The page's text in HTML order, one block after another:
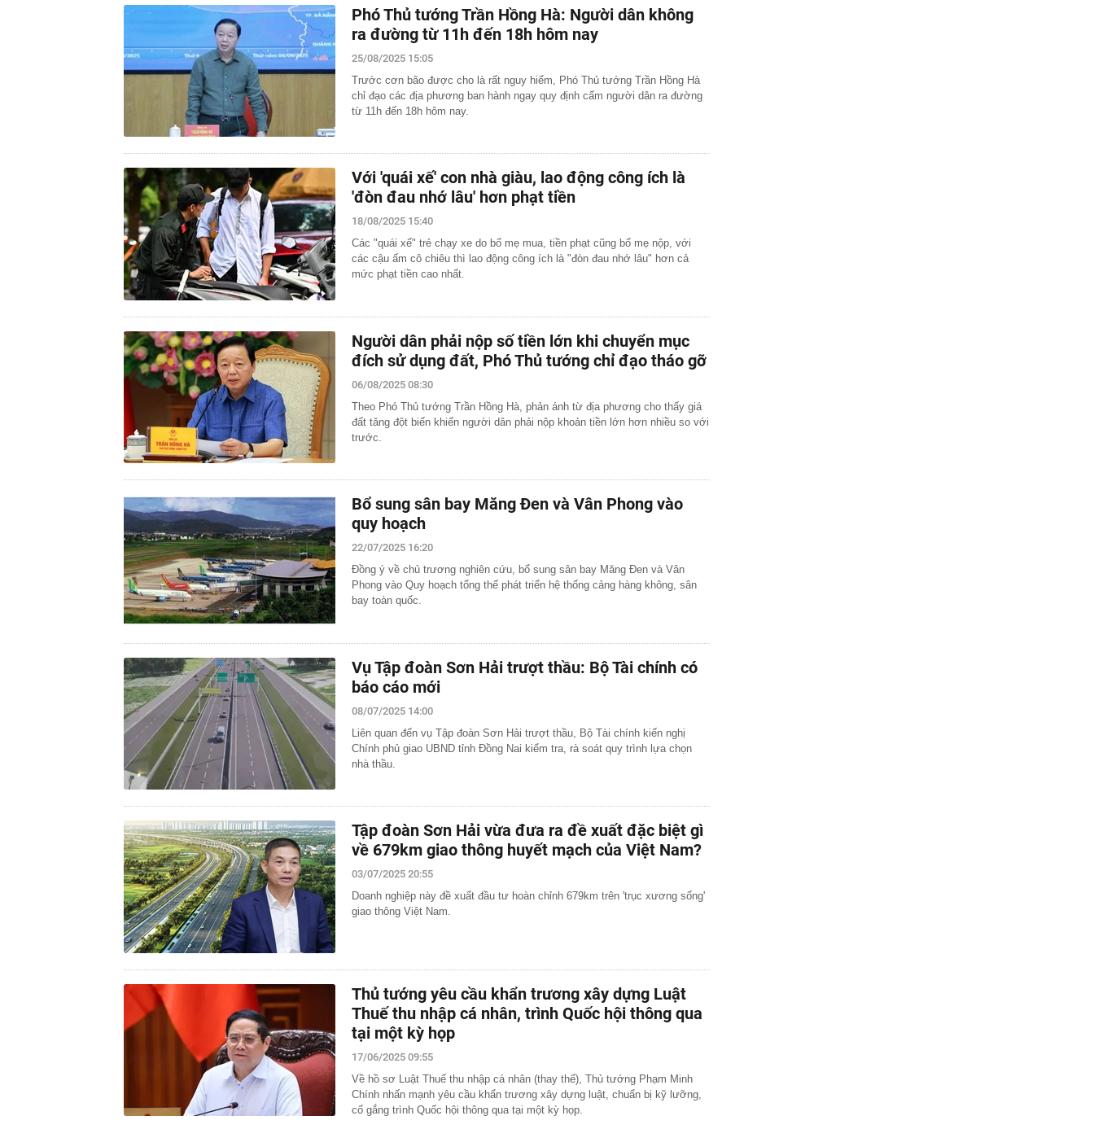
Phó Thủ tướng Trần Hồng Hà: Người dân không
ra đường từ 11h đến 18h hôm nay
25/08/2025 15:05
Trước cơn bão được cho là rất nguy hiểm, Phó Thủ tướng Trần Hồng Hà
chỉ đạo các địa phương ban hành ngay quy định cấm người dân ra đường
từ 11h đến 18h hôm nay.
Với 'quái xế' con nhà giàu, lao động công ích là
'đòn đau nhớ lâu' hơn phạt tiền
18/08/2025 15:40
Các "quái xế" trẻ chạy xe do bố mẹ mua, tiền phạt cũng bố mẹ nộp, với
các cậu ấm cô chiêu thì lao động công ích là "đòn đau nhớ lâu" hơn cả
mức phạt tiền cao nhất.
Người dân phải nộp số tiền lớn khi chuyển mục
đích sử dụng đất, Phó Thủ tướng chỉ đạo tháo gỡ
06/08/2025 08:30
Theo Phó Thủ tướng Trần Hồng Hà, phản ánh từ địa phương cho thấy giá
đất tăng đột biến khiến người dân phải nộp khoản tiền lớn hơn nhiều so với
trước.
Bổ sung sân bay Măng Đen và Vân Phong vào
quy hoạch
22/07/2025 16:20
Đồng ý về chủ trương nghiên cứu, bổ sung sân bay Măng Đen và Vân
Phong vào Quy hoạch tổng thể phát triển hệ thống cảng hàng không, sân
bay toàn quốc.
Vụ Tập đoàn Sơn Hải trượt thầu: Bộ Tài chính có
báo cáo mới
08/07/2025 14:00
Liên quan đến vụ Tập đoàn Sơn Hải trượt thầu, Bộ Tài chính kiến nghị
Chính phủ giao UBND tỉnh Đồng Nai kiểm tra, rà soát quy trình lựa chọn
nhà thầu.
Tập đoàn Sơn Hải vừa đưa ra đề xuất đặc biệt gì
về 679km giao thông huyết mạch của Việt Nam?
03/07/2025 20:55
Doanh nghiệp này đề xuất đầu tư hoàn chỉnh 679km trên 'trục xương sống'
giao thông Việt Nam.
Thủ tướng yêu cầu khẩn trương xây dựng Luật
Thuế thu nhập cá nhân, trình Quốc hội thông qua
tại một kỳ họp
17/06/2025 09:55
Về hồ sơ Luật Thuế thu nhập cá nhân (thay thế), Thủ tướng Phạm Minh
Chính nhấn mạnh yêu cầu khẩn trương xây dựng luật, chuẩn bị kỹ lưỡng,
cố gắng trình Quốc hội thông qua tại một kỳ họp.